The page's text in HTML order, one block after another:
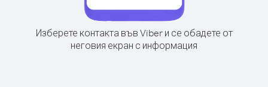
Изберете контакта във Viber и се обадете от
неговия екран с информация